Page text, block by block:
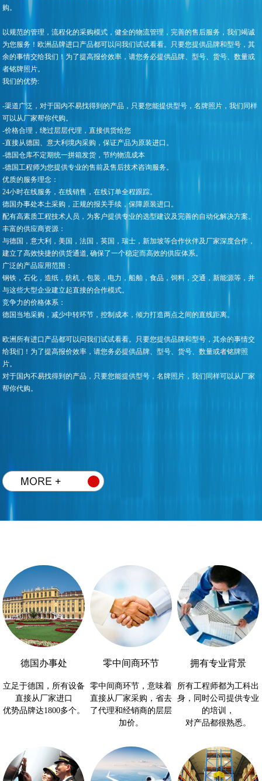
购。
以规范的管理，流程化的采购模式，健全的物流管理，完善的售后服务，我们竭诚
为您服务！欧洲品牌进口产品都可以问我们试试看看。只要您提供品牌和型号，其
余的事情交给我们！为了提高报价效率，请您务必提供品牌、型号、货号、数量或
者铭牌照片。
我们的优势:
-渠道广泛，对于国内不易找得到的产品，只要您能提供型号，名牌照片，我们同样
可以从厂家帮你代购。
-价格合理，绕过层层代理，直接供货给您
-直接从德国、意大利境内采购，保证产品为原装进口。
-德国仓库不定期统一拼箱发货，节约物流成本
-德国工程师为您提供专业的售前及售后技术咨询服务。
优质的服务理念：
24小时在线服务，在线销售，在线订单全程跟踪。
德国办事处本土采购，正规的报关手续，保障原装进口。
配有高素质工程技术人员，为客户提供专业的选型建议及完善的自动化解决方案。
丰富的供应商资源：
与德国，意大利，美国，法国，英国，瑞士，新加坡等合作伙伴及厂家深度合作，
建立了高效快捷的供货通道, 确保了一个稳定而高效的供应体系。
广泛的产品应用范围：
钢铁，石化，造纸，纺机，包装，电力，船舶，食品，饲料，交通，新能源等，并
与这些大型企业建立起直接的合作模式。
竞争力的价格体系：
德国当地采购，减少中转环节，控制成本，倾力打造两点之间的直线距离。
欧洲所有进口产品都可以问我们试试看看。只要您提供品牌和型号，其余的事情交
给我们！为了提高报价效率，请您务必提供品牌、型号、货号、数量或者铭牌照
片。
对于国内不易找得到的产品，只要您能提供型号，名牌照片，我们同样可以从厂家
帮你代购。
德国办事处
立足于德国，所有设备
直接从厂家进口
优势品牌达1800多个。
零中间商环节
零中间商环节，意味着
直接从厂家采购，省去
了代理和经销商的层层
加价。
拥有专业背景
所有工程师都为工科出
身，同时公司提供专业
的培训，
对产品都很熟悉。